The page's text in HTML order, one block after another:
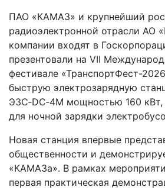
ПАО «КАМАЗ» и крупнейший
радиоэлектронной отрасли АО
компании входят в
презентовали на VII
фестивале «ТранспортФест-
быструю электрозарядную
ЭЗС‑DC‑4M мощностью 160 кВт,
для ночной зарядки
Новая станция впервые
общественности и
«КАМАЗа». В рамках
первая практическая